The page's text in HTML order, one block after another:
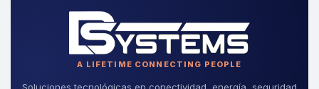
A LIFETIME CONNECTING PEOPLE